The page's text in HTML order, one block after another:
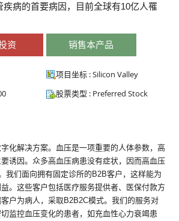
疾病的首要病因，目前全球有10亿人罹
资 销售本产品
项目坐标 : Silicon Valley
股票类型 : Preferred Stock
化解决方案。血压是一项重要的人体参数，高
诱因。众多高血压病患没有症状，因而高血压
我们面向拥有固定诊所的B2B客户，这样能为
。这些客户包括医疗服务提供者、医保付款方
户为病人，采取B2B2C模式。我们的服务对
监控血压变化的患者，如充血性心力衰竭患